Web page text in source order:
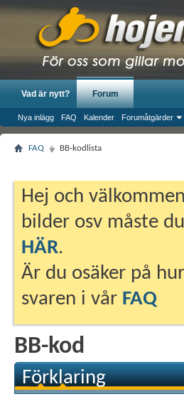
Vad är nytt? Forum
Nya inlägg FAQ Kalender Forumåtgärder
FAQ BB-kodlista
Hej och
bilder osv måste
HÄR.
Är du osäker på
svaren i vår FAQ
BB-kod
Förklaring